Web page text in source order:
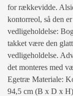
for rækkevidde.
kontorreol, så den
vedligeholdelse:
takket være den
vedligeholdelse.
det monteres med
Egetræ Materiale:
94,5 cm (B x D x